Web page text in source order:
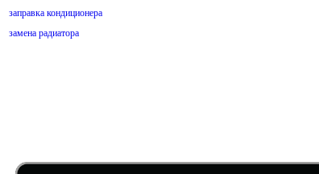
заправка кондиционера
замена радиатора